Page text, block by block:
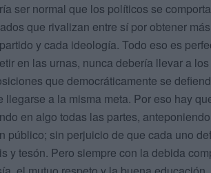
ser normal que los políticos se
que rivalizan entre sí por obtener
y cada ideología. Todo eso es
en las urnas, nunca debería llevar a
que democráticamente se
llegarse a la misma meta. Por eso hay
en algo todas las partes,
público; sin perjuicio de que cada uno
y tesón. Pero siempre con la debida